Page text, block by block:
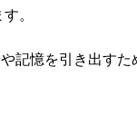
。
記憶を引き出すた